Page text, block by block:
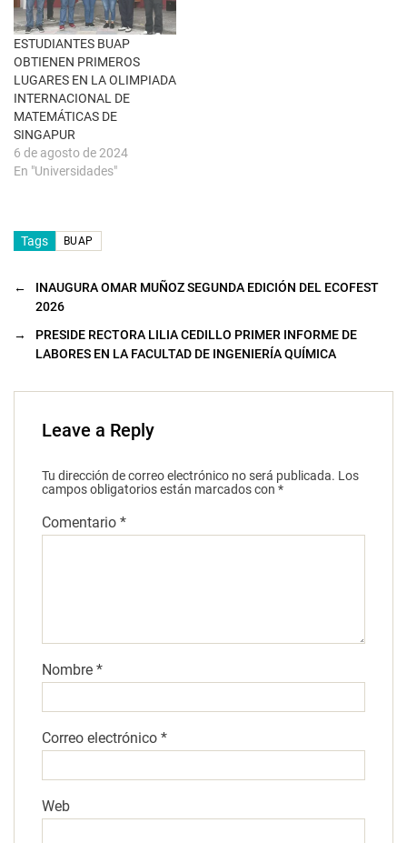
n
u
e
v
a
)
ESTUDIANTES BUAP
OBTIENEN PRIMEROS
LUGARES EN LA OLIMPIADA
INTERNACIONAL DE
MATEMÁTICAS DE
SINGAPUR
6 de agosto de 2024
En "Universidades"
Tags BUAP
←
INAUGURA OMAR MUÑOZ SEGUNDA EDICIÓN DEL ECOFEST
2026
→
PRESIDE RECTORA LILIA CEDILLO PRIMER INFORME DE
LABORES EN LA FACULTAD DE INGENIERÍA QUÍMICA
Leave a Reply
Tu dirección de correo electrónico no será publicada. Los
campos obligatorios están marcados con *
Comentario *
Nombre *
Correo electrónico *
Web